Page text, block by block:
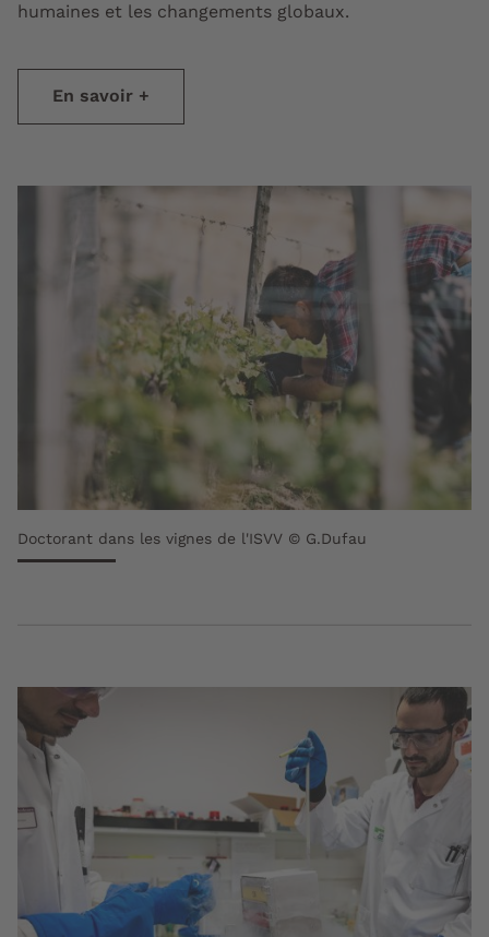
humaines et les changements globaux.
En savoir +
Doctorant dans les vignes de l'ISVV © G.Dufau